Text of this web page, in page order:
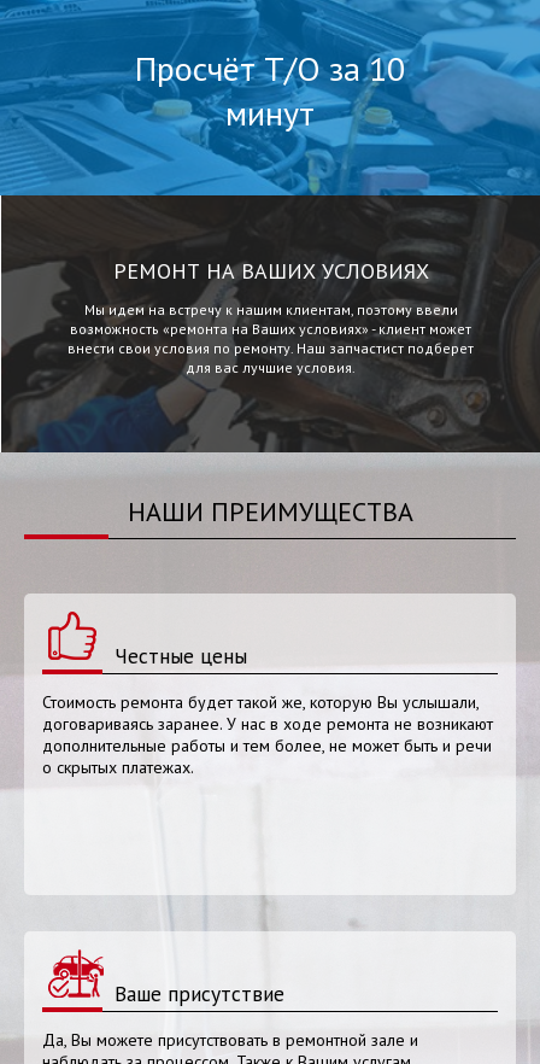
Просчёт Т/О за 10
минут
РЕМОНТ НА ВАШИХ УСЛОВИЯХ
Мы идем на встречу к нашим клиентам, поэтому ввели
возможность «ремонта на Ваших условиях» - клиент может
внести свои условия по ремонту. Наш запчастист подберет
для вас лучшие условия.
НАШИ ПРЕИМУЩЕСТВА
Честные цены
Стоимость ремонта будет такой же, которую Вы услышали,
договариваясь заранее. У нас в ходе ремонта не возникают
дополнительные работы и тем более, не может быть и речи
о скрытых платежах.
Ваше присутствие
Да, Вы можете присутствовать в ремонтной зале и